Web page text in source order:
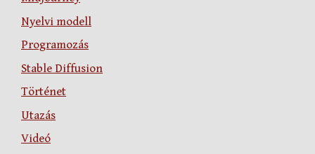
Nyelvi modell
Programozás
Stable Diffusion
Történet
Utazás
Videó